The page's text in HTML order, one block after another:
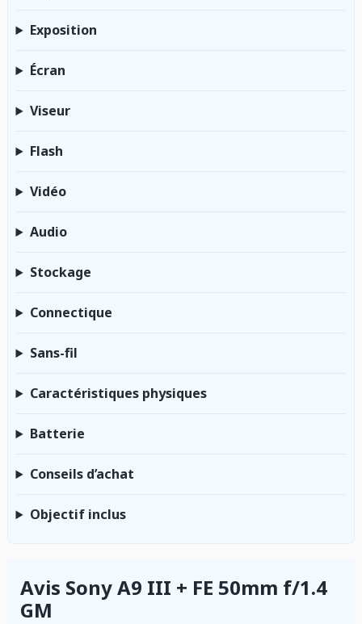
Exposition
Écran
Viseur
Flash
Vidéo
Audio
Stockage
Connectique
Sans-fil
Caractéristiques physiques
Batterie
Conseils d’achat
Objectif inclus
Avis Sony A9 III + FE 50mm f/1.4
GM